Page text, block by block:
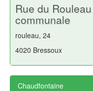
Rue du
communale
rouleau, 24
4020 Bressoux
Chaudfontaine